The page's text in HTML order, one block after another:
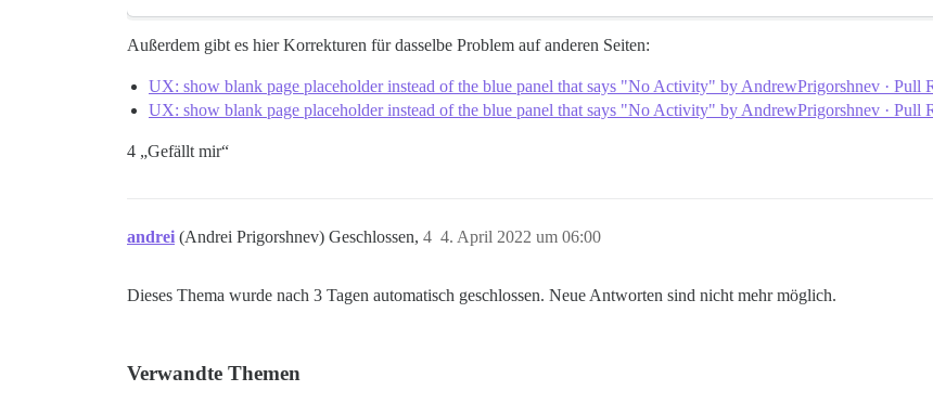
Außerdem gibt es hier Korrekturen für dasselbe Problem auf anderen Seiten:
UX: show blank page placeholder instead of the blue panel that says "No Activity" by AndrewPrigorshnev · Pull
UX: show blank page placeholder instead of the blue panel that says "No Activity" by AndrewPrigorshnev · Pull
4 „Gefällt mir“
andrei (Andrei Prigorshnev) Geschlossen, 4. April 2022 um 06:00
4
Dieses Thema wurde nach 3 Tagen automatisch geschlossen. Neue Antworten sind nicht mehr möglich.
Verwandte Themen